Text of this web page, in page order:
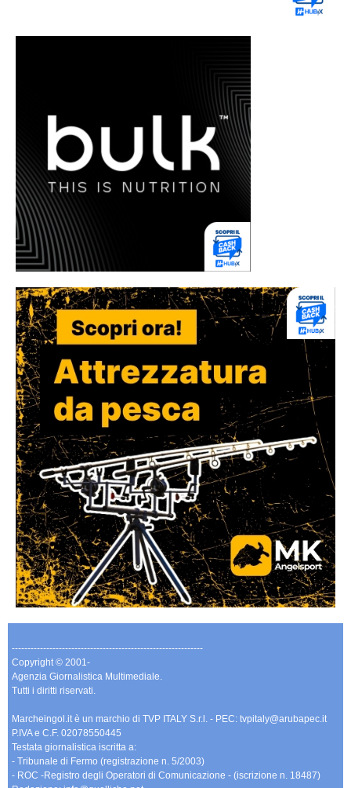
-------------------------------------------------------------
Copyright © 2001-
Agenzia Giornalistica Multimediale.
Tutti i diritti riservati.
Marcheingol.it è un marchio di TVP ITALY S.r.l. - PEC: tvpitaly@arubapec.it
P.IVA e C.F. 02078550445
Testata giornalistica iscritta a:
- Tribunale di Fermo (registrazione n. 5/2003)
- ROC -Registro degli Operatori di Comunicazione - (iscrizione n. 18487)